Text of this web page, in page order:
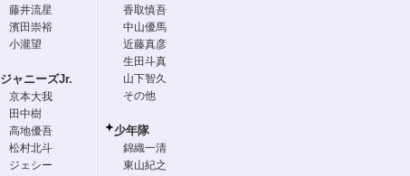
藤井流星
濱田崇裕
小瀧望
ジャニーズJr.
京本大我
田中樹
高地優吾
松村北斗
ジェシー
香取慎吾
中山優馬
近藤真彦
生田斗真
山下智久
その他
少年隊
錦織一清
東山紀之